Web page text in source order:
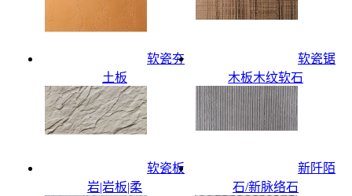
软瓷夯
土板
软瓷锯
木板木纹软石
软瓷板
岩|岩板|柔
新阡陌
石/新脉络石